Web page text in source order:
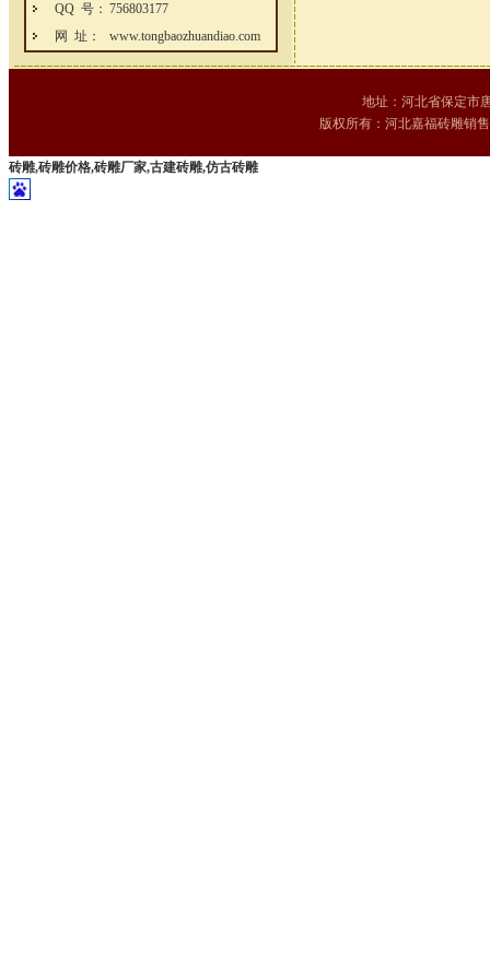
QQ 号： 756803177
网 址：
www.tongbaozhuandiao.com
地址：河北省保定市
版权所有：河北嘉福砖雕销
砖雕,砖雕价格,砖雕厂家,古建砖雕,仿古砖雕